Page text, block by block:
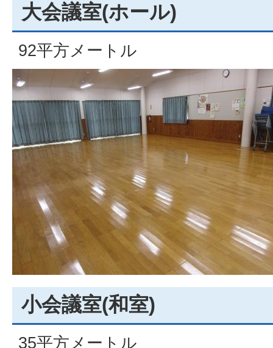
大会議室(ホール)
92平方メートル
小会議室(和室)
35平方メートル